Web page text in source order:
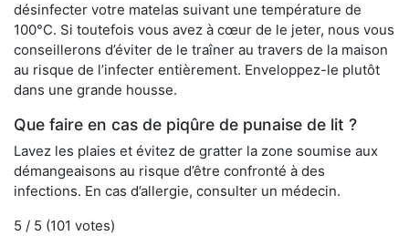
désinfecter votre matelas suivant une température de
100°C. Si toutefois vous avez à cœur de le jeter, nous vous
conseillerons d’éviter de le traîner au travers de la maison
au risque de l’infecter entièrement. Enveloppez-le plutôt
dans une grande housse.
Que faire en cas de piqûre de punaise de lit ?
Lavez les plaies et évitez de gratter la zone soumise aux
démangeaisons au risque d’être confronté à des
infections. En cas d’allergie, consulter un médecin.
5 / 5 (101 votes)